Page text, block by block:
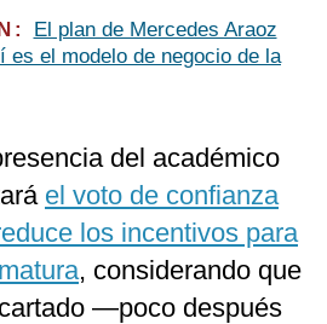
El plan de Mercedes Araoz
es el modelo de negocio de la
del académico
el voto de confianza
los incentivos para
, considerando que
—poco después